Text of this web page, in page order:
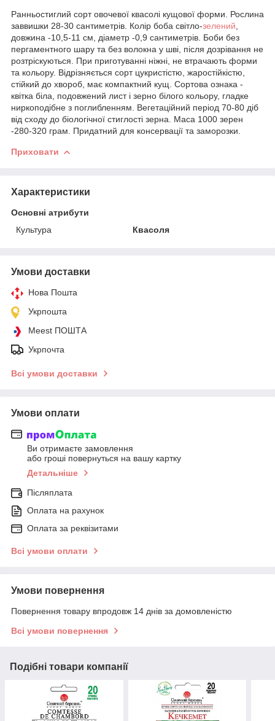
Ранньостиглий сорт овочевої квасолі кущової форми. Рослина
заввишки 28-30 сантиметрів. Колір боба світло-зелений
довжина -10,5-11 см, діаметр -0,9 сантиметрів. Боби без
пергаментного шару та без волокна у шві, після дозрівання не
розтріскуються. При приготуванні ніжні, не втрачають форми
та кольору. Відрізняється сорт цукристістю, жаростійкістю,
стійкий до хвороб, має компактний кущ. Сортова ознака -
квітка біла, подовжений лист і зерно білого кольору, гладке
ниркоподібне з поглибленням. Вегетаційний період 70-80 діб
від сходу до біологічної стиглості зерна. Маса 1000 зерен
-280-320 грам. Придатний для консервації та заморозки.
Приховати
Характеристики
Основні атрибути
Культура
Квасоля
Умови доставки
Нова Пошта
Укрпошта
Meest ПОШТА
Укрпочта
Всі умови доставки
Умови оплати
Ви отримаєте замовлення
або гроші повернуться на вашу картку
Детальніше
Післяплата
Оплата на рахунок
Оплата за реквізитами
Всі умови оплати
Умови повернення
Повернення товару впродовж 14 днів за домовленістю
Всі умови повернення
Подібні товари компанії